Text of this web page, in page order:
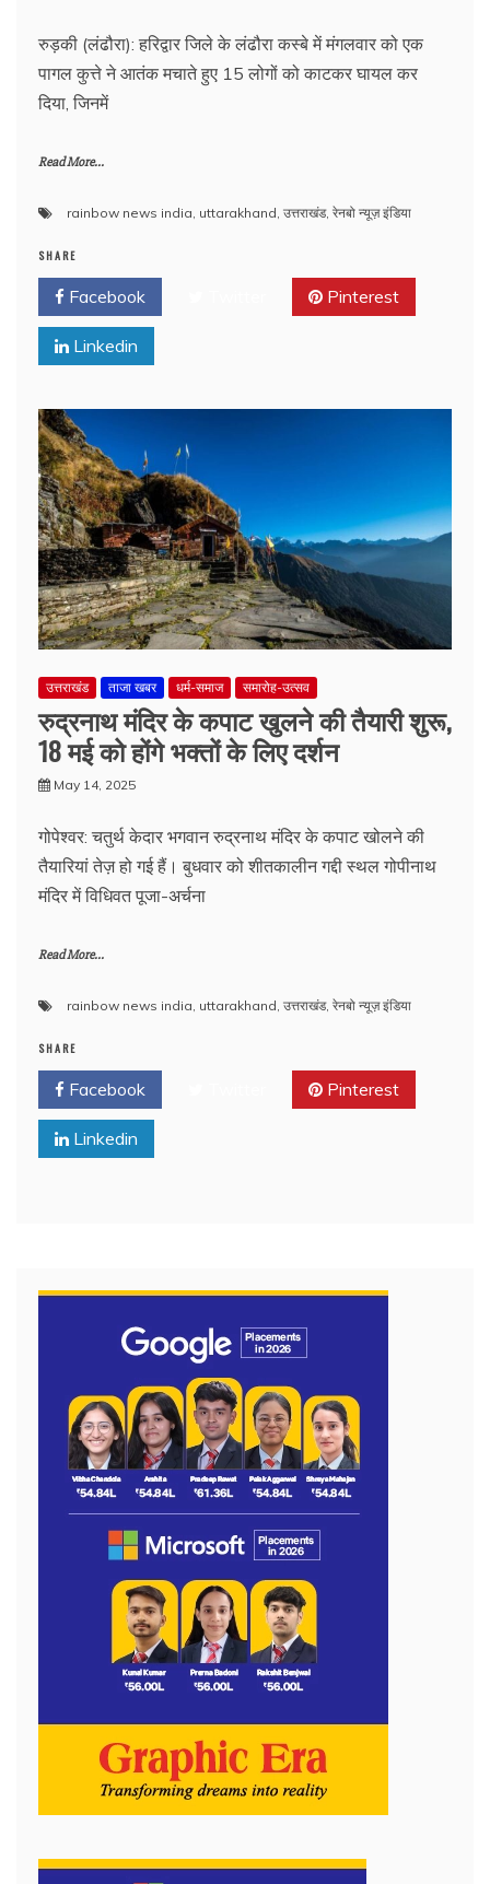
रुड़की (लंढौरा): हरिद्वार जिले के लंढौरा कस्बे में मंगलवार को एक
पागल कुत्ते ने आतंक मचाते हुए 15 लोगों को काटकर घायल कर
दिया, जिनमें
Read More...
rainbow news india, uttarakhand, उत्तराखंड, रेनबो न्यूज़ इंडिया
SHARE
Facebook Pinterest
Linkedin
उत्तराखंड ताजा खबर धर्म-समाज समारोह-उत्सव
रुद्रनाथ मंदिर के कपाट खुलने की तैयारी शुरू,
18 मई को होंगे भक्तों के लिए दर्शन
May 14, 2025
गोपेश्वर: चतुर्थ केदार भगवान रुद्रनाथ मंदिर के कपाट खोलने की
तैयारियां तेज़ हो गई हैं। बुधवार को शीतकालीन गद्दी स्थल गोपीनाथ
मंदिर में विधिवत पूजा-अर्चना
Read More...
rainbow news india, uttarakhand, उत्तराखंड, रेनबो न्यूज़ इंडिया
SHARE
Facebook Pinterest
Linkedin